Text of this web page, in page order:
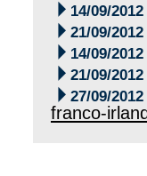
 14/09/2012
 21/09/2012
 14/09/2012
 21/09/2012
 27/09/2012
franco-